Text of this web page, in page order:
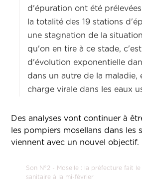
d'épuration ont été
la totalité des 19 stations
une stagnation de la
qu'on en tire à ce stade,
d'évolution exponentielle
dans un autre de la maladie,
charge virale dans les eaux
Des analyses vont continuer à
les pompiers mosellans dans les
viennent avec un nouvel objectif.
Son N°2 - Moselle : la préfecture fait
sanitaire à la mi-février